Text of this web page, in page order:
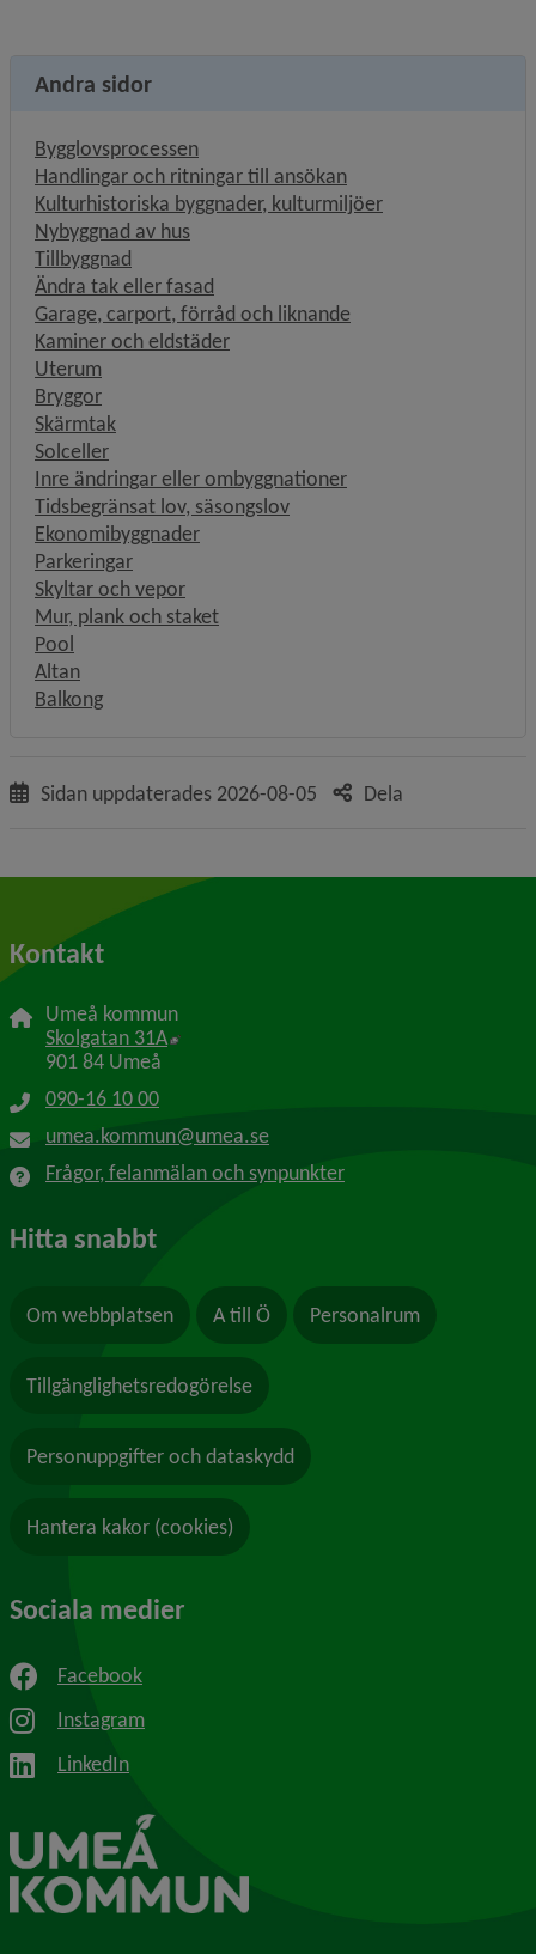
Andra sidor
Bygglovsprocessen
Handlingar och ritningar till ansökan
Kulturhistoriska byggnader, kulturmiljöer
Nybyggnad av hus
Tillbyggnad
Ändra tak eller fasad
Garage, carport, förråd och liknande
Kaminer och eldstäder
Uterum
Bryggor
Skärmtak
Solceller
Inre ändringar eller ombyggnationer
Tidsbegränsat lov, säsongslov
Ekonomibyggnader
Parkeringar
Skyltar och vepor
Mur, plank och staket
Pool
Altan
Balkong
Sidan uppdaterades 2026-08-05 Dela
Kontakt
Umeå kommun
Skolgatan 31A Länk till annan webbplats, öppnas i nytt
901 84 Umeå
090-16 10 00
umea.kommun@umea.se
Frågor, felanmälan och synpunkter
Hitta snabbt
Om webbplatsen A till Ö Personalrum
Tillgänglighetsredogörelse
Personuppgifter och dataskydd
Hantera kakor (cookies)
Sociala medier
Facebook
Instagram
LinkedIn